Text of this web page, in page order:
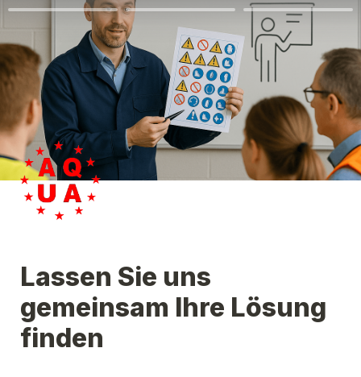
Lassen Sie uns
gemeinsam Ihre Lösung
finden